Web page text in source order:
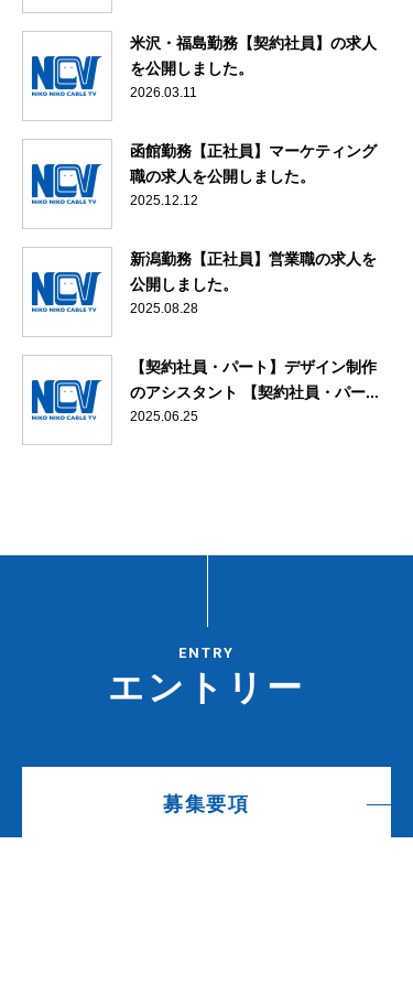
米沢・福島勤務【契約社員】の求人
を公開しました。
2026.03.11
函館勤務【正社員】マーケティング
職の求人を公開しました。
2025.12.12
新潟勤務【正社員】営業職の求人を
公開しました。
2025.08.28
【契約社員・パート】デザイン制作
のアシスタント 【契約社員・パー...
2025.06.25
ENTRY
エントリー
募集要項